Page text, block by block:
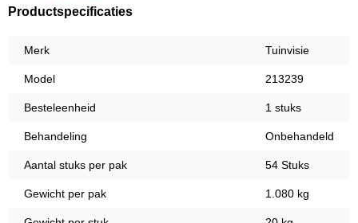
Productspecificaties
Merk Tuinvisie
Model 213239
Besteleenheid 1 stuks
Behandeling Onbehandeld
Aantal stuks per pak 54 Stuks
Gewicht per pak 1.080 kg